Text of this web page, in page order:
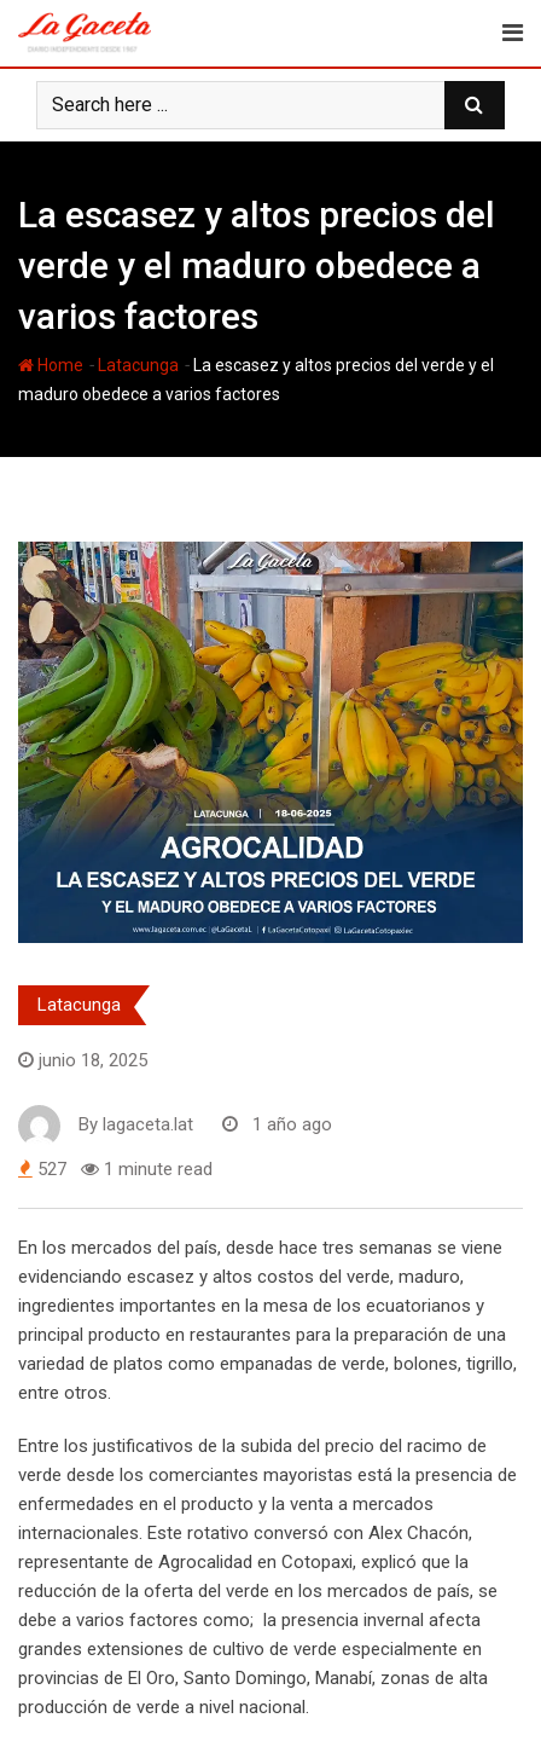
content
La escasez y altos precios del
verde y el maduro obedece a
varios factores
Home - Latacunga - La escasez y altos precios del verde y el
maduro obedece a varios factores
Latacunga
junio 18, 2025
By lagaceta.lat 1 año ago
527 1 minute read
En los mercados del país, desde hace tres semanas se viene
evidenciando escasez y altos costos del verde, maduro,
ingredientes importantes en la mesa de los ecuatorianos y
principal producto en restaurantes para la preparación de una
variedad de platos como empanadas de verde, bolones, tigrillo,
entre otros.
Entre los justificativos de la subida del precio del racimo de
verde desde los comerciantes mayoristas está la presencia de
enfermedades en el producto y la venta a mercados
internacionales. Este rotativo conversó con Alex Chacón,
representante de Agrocalidad en Cotopaxi, explicó que la
reducción de la oferta del verde en los mercados de país, se
debe a varios factores como; la presencia invernal afecta
grandes extensiones de cultivo de verde especialmente en
provincias de El Oro, Santo Domingo, Manabí, zonas de alta
producción de verde a nivel nacional.